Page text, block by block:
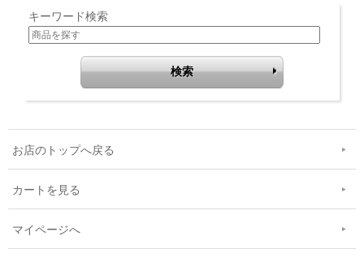
キーワード検索
お店のトップへ戻る
カートを見る
マイページへ